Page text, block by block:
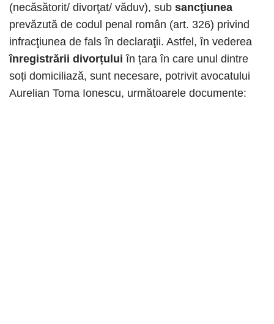
(necăsătorit/ divorţat/ văduv), sub sancţiunea
prevăzută de codul penal român (art. 326) privind
infracţiunea de fals în declaraţii. Astfel, în vederea
înregistrării divorțului în țara în care unul dintre
soți domiciliază, sunt necesare, potrivit avocatului
Aurelian Toma Ionescu, următoarele documente: